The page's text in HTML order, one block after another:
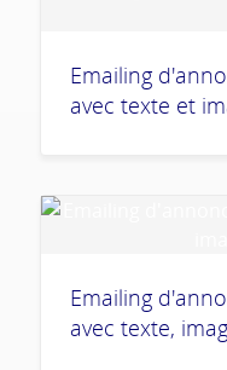
Emailing
avec texte et
Emailing
avec texte,